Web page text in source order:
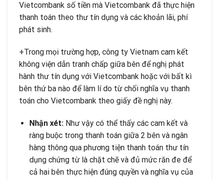
Vietcombank số tiền mà Vietcombank đã thực hiện
thanh toán theo thư tín dụng và các khoản lãi, phí
phát sinh.
+Trong mọi trường hợp, công ty Vietnam cam kết
không viện dẫn tranh chấp giữa bên để nghị phát
hành thư tín dụng với Vietcombank hoặc với bất kì
bên thứ ba nào để làm lí do từ chối nghĩa vụ thanh
toán cho Vietcombank theo giấy đề nghị này.
Nhận xét: Như vậy có thể thấy các cam kết và
ràng buộc trong thanh toán giữa 2 bên và ngân
hàng thông qua phương tiện thanh toán thư tín
dụng chứng từ là chặt chẽ và đủ mức răn đe để
cả hai bên thực hiện đúng quyền và nghĩa vụ của